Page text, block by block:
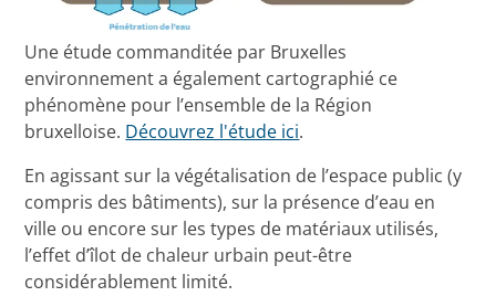
Une étude commanditée par Bruxelles
environnement a également cartographié ce
phénomène pour l’ensemble de la Région
bruxelloise. Découvrez l'étude ici.
En agissant sur la végétalisation de l’espace public (y
compris des bâtiments), sur la présence d’eau en
ville ou encore sur les types de matériaux utilisés,
l’effet d’îlot de chaleur urbain peut-être
considérablement limité.